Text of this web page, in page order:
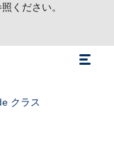
ください。
クラス